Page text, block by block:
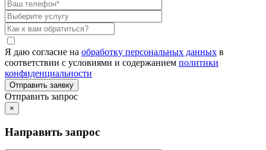
Я даю согласие на обработку персональных данных в
соответствии с условиями и содержанием политики
конфиденциальности
Отправить запрос
×
Направить запрос